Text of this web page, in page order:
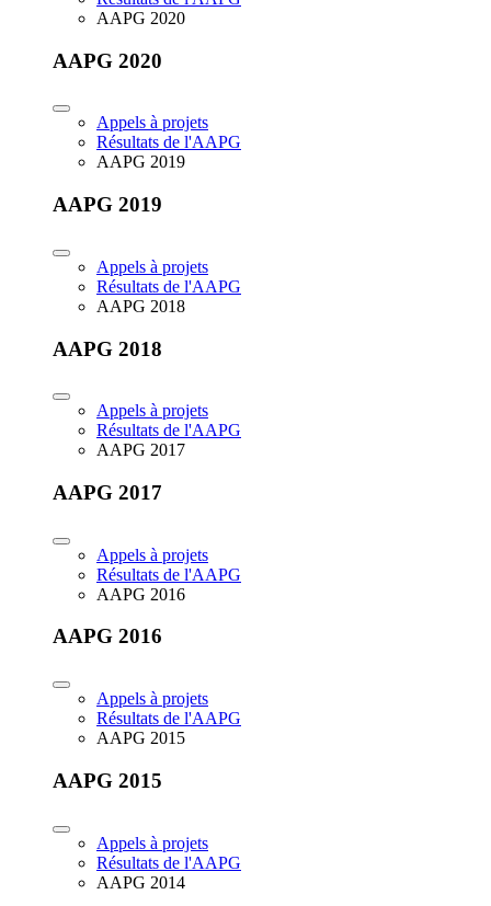
AAPG 2020
AAPG 2020
Appels à projets
Résultats de l'AAPG
AAPG 2019
AAPG 2019
Appels à projets
Résultats de l'AAPG
AAPG 2018
AAPG 2018
Appels à projets
Résultats de l'AAPG
AAPG 2017
AAPG 2017
Appels à projets
Résultats de l'AAPG
AAPG 2016
AAPG 2016
Appels à projets
Résultats de l'AAPG
AAPG 2015
AAPG 2015
Appels à projets
Résultats de l'AAPG
AAPG 2014